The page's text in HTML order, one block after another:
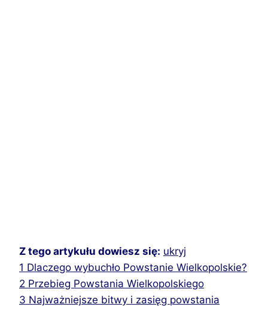
Z tego artykułu dowiesz się: ukryj
1 Dlaczego wybuchło Powstanie Wielkopolskie?
2 Przebieg Powstania Wielkopolskiego
3 Najważniejsze bitwy i zasięg powstania